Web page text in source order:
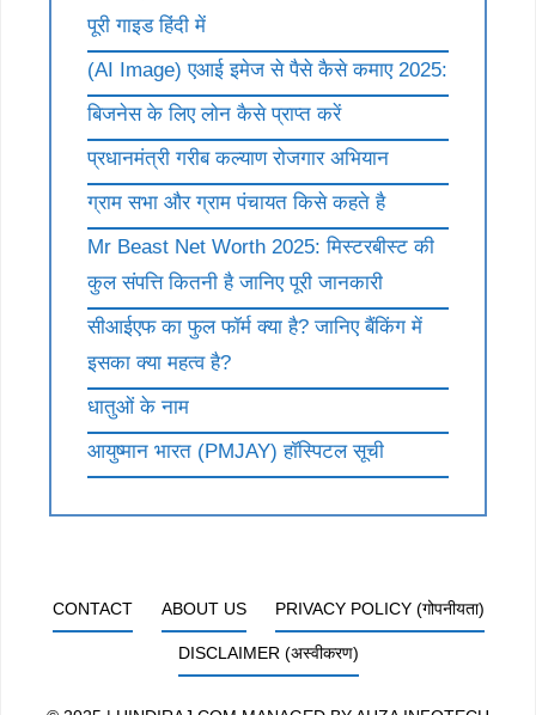
पूरी गाइड हिंदी में
(AI Image) एआई इमेज से पैसे कैसे कमाए 2025:
बिजनेस के लिए लोन कैसे प्राप्त करें
प्रधानमंत्री गरीब कल्याण रोजगार अभियान
ग्राम सभा और ग्राम पंचायत किसे कहते है
Mr Beast Net Worth 2025: मिस्टरबीस्ट की
कुल संपत्ति कितनी है जानिए पूरी जानकारी
सीआईएफ का फुल फॉर्म क्या है? जानिए बैंकिंग में
इसका क्या महत्व है?
धातुओं के नाम
आयुष्मान भारत (PMJAY) हॉस्पिटल सूची
CONTACT ABOUT US PRIVACY POLICY (गोपनीयता)
DISCLAIMER (अस्वीकरण)